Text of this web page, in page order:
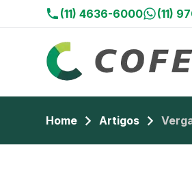
(11) 4636-6000 (11)
Home Artigos